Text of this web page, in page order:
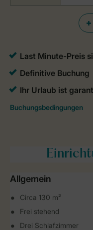
Allgemein
Circa 130 m²
Frei stehend
Drei Schlafzimmer